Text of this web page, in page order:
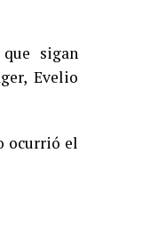
sigan
Evelio
ocurrió el